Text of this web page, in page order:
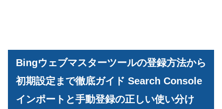
Bingウェブマスターツールの登録方法から
初期設定まで徹底ガイド Search Console
インポートと手動登録の正しい使い分け